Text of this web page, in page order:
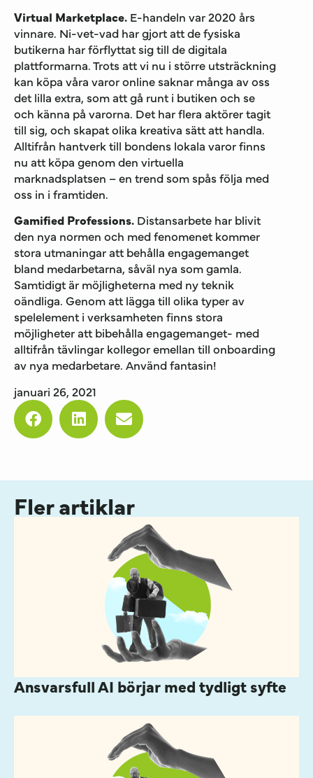
Virtual Marketplace. E-handeln var 2020 års
vinnare. Ni-vet-vad har gjort att de fysiska
butikerna har förflyttat sig till de digitala
plattformarna. Trots att vi nu i större utsträckning
kan köpa våra varor online saknar många av oss
det lilla extra, som att gå runt i butiken och se
och känna på varorna. Det har flera aktörer tagit
till sig, och skapat olika kreativa sätt att handla.
Alltifrån hantverk till bondens lokala varor finns
nu att köpa genom den virtuella
marknadsplatsen – en trend som spås följa med
oss in i framtiden.
Gamified Professions. Distansarbete har blivit
den nya normen och med fenomenet kommer
stora utmaningar att behålla engagemanget
bland medarbetarna, såväl nya som gamla.
Samtidigt är möjligheterna med ny teknik
oändliga. Genom att lägga till olika typer av
spelelement i verksamheten finns stora
möjligheter att bibehålla engagemanget- med
alltifrån tävlingar kollegor emellan till onboarding
av nya medarbetare. Använd fantasin!
januari 26, 2021
Fler artiklar
Ansvarsfull AI börjar med tydligt syfte